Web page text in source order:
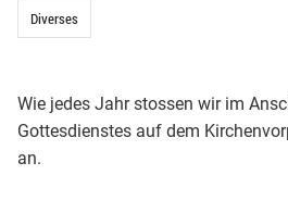
Diverses
Wie jedes Jahr stossen wir im
Gottesdienstes auf dem
an.